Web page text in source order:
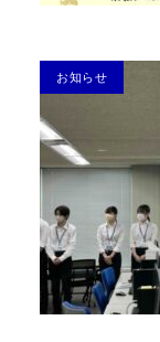
お知らせ